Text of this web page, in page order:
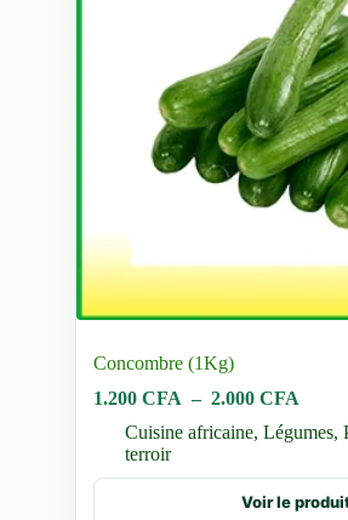
Concombre (1Kg)
1.200CFA – 2.000CFA
prix :
à
2.000
Cuisine africaine,Légumes,
terroir
Voir le
Ce